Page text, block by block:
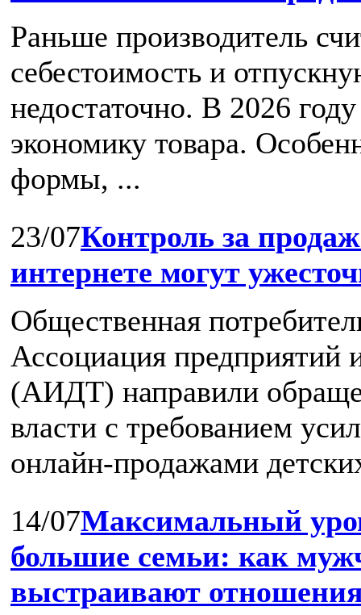
Раньше производитель
себестоимость и
недостаточно. В 2026
экономику товара.
формы, ...
23/07Контроль за
интернете могут
Общественная
Ассоциация предприятий
(АИДТ) направили
власти с требованием
онлайн‑продажами
14/07Максимальный
большие семьи: как
выстраивают отношения